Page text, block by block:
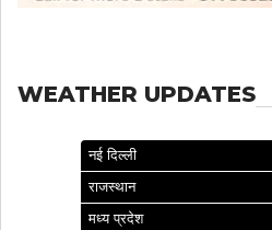
WEATHER UPDATES
नई दिल्ली
राजस्थान
मध्य प्रदेश